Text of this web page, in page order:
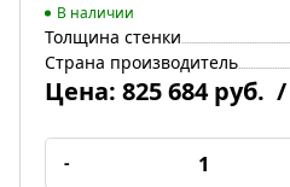
В наличии
Толщина стенки
Страна производитель
Цена: 825 684 руб. /
-